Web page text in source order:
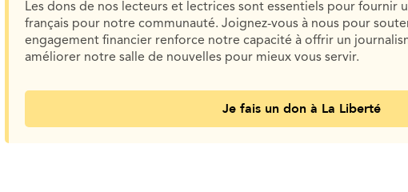
Les dons de nos lecteurs et lectrices sont essentiels pour fournir
français pour notre communauté. Joignez-vous à nous pour
engagement financier renforce notre capacité à offrir un
améliorer notre salle de nouvelles pour mieux vous servir.
Je fais un don à La Liberté